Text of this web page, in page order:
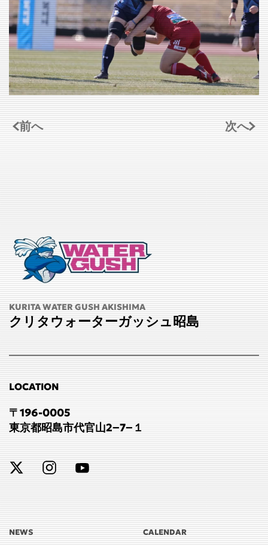
VIEW
前へ 次へ
KURITA WATER GUSH AKISHIMA
クリタウォーターガッシュ昭島
LOCATION
〒196-0005
東京都昭島市代官山2−7−１
NEWS
CALENDAR